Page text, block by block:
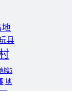
地
具
摊5
地